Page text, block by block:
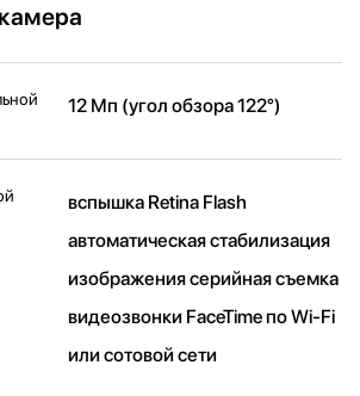
12 Мп (угол обзора 122°)
вспышка Retina Flash
автоматическая стабилизация
изображения серийная съемка
видеозвонки FaceTime по Wi‑Fi
или сотовой сети